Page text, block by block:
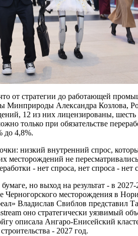
от стратегии до работающей
Минприроды Александра Козлова,
12 из них лицензированы,
только при обязательстве
до 4,8%.
низкий внутренний спрос,
месторождений не
- нет спроса, нет спроса - нет
бумаге, но выход на результат - в
Черногорского месторождения в
Владислав Свиблов представил
оно стратегически уязвимый
описала Ангаро-Енисейский
- 2027 год.